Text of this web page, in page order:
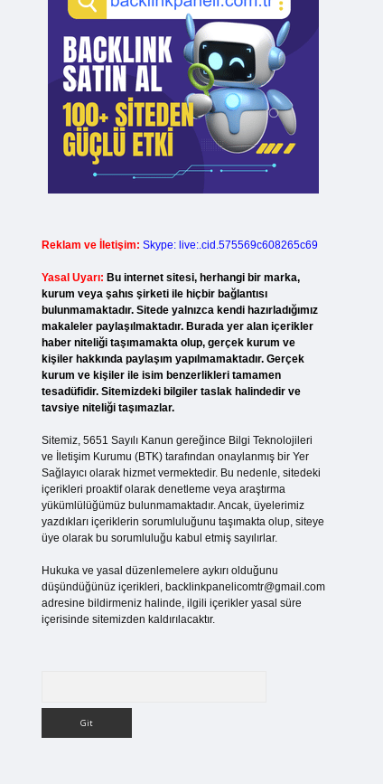
Reklam ve İletişim: Skype: live:.cid.575569c608265c69
Yasal Uyarı: Bu internet sitesi, herhangi bir marka,
kurum veya şahıs şirketi ile hiçbir bağlantısı
bulunmamaktadır. Sitede yalnızca kendi hazırladığımız
makaleler paylaşılmaktadır. Burada yer alan içerikler
haber niteliği taşımamakta olup, gerçek kurum ve
kişiler hakkında paylaşım yapılmamaktadır. Gerçek
kurum ve kişiler ile isim benzerlikleri tamamen
tesadüfidir. Sitemizdeki bilgiler taslak halindedir ve
tavsiye niteliği taşımazlar.
Sitemiz, 5651 Sayılı Kanun gereğince Bilgi Teknolojileri
ve İletişim Kurumu (BTK) tarafından onaylanmış bir Yer
Sağlayıcı olarak hizmet vermektedir. Bu nedenle, sitedeki
içerikleri proaktif olarak denetleme veya araştırma
yükümlülüğümüz bulunmamaktadır. Ancak, üyelerimiz
yazdıkları içeriklerin sorumluluğunu taşımakta olup, siteye
üye olarak bu sorumluluğu kabul etmiş sayılırlar.
Hukuka ve yasal düzenlemelere aykırı olduğunu
düşündüğünüz içerikleri, backlinkpanelicomtr@gmail.com
adresine bildirmeniz halinde, ilgili içerikler yasal süre
içerisinde sitemizden kaldırılacaktır.